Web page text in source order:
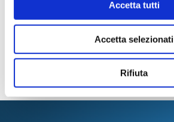
Accetta tutti
Accetta selezionati
Rifiuta